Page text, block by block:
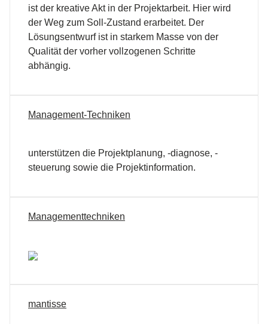
ist der kreative Akt in der Projektarbeit. Hier wird
der Weg zum Soll-Zustand erarbeitet. Der
Lösungsentwurf ist in starkem Masse von der
Qualität der vorher vollzogenen Schritte
abhängig.
Management-Techniken
unterstützen die Projektplanung, -diagnose, -
steuerung sowie die Projektinformation.
Managementtechniken
mantisse